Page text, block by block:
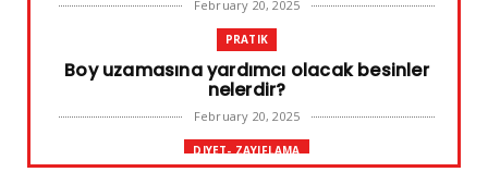
February 20, 2025
PRATIK
Boy uzamasına yardımcı olacak besinler
nelerdir?
February 20, 2025
DIYET- ZAYIFLAMA